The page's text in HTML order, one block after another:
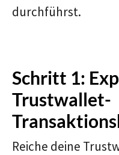
durchführst.
Schritt 1:
Trustwallet-
Reiche deine